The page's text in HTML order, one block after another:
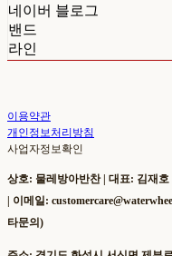
네이버 블로그
밴드
라인
이용약관
개인정보처리방침
사업자정보확인
상호: 물레방아반찬 | 대표: 김재
| 이메일:
타문의)